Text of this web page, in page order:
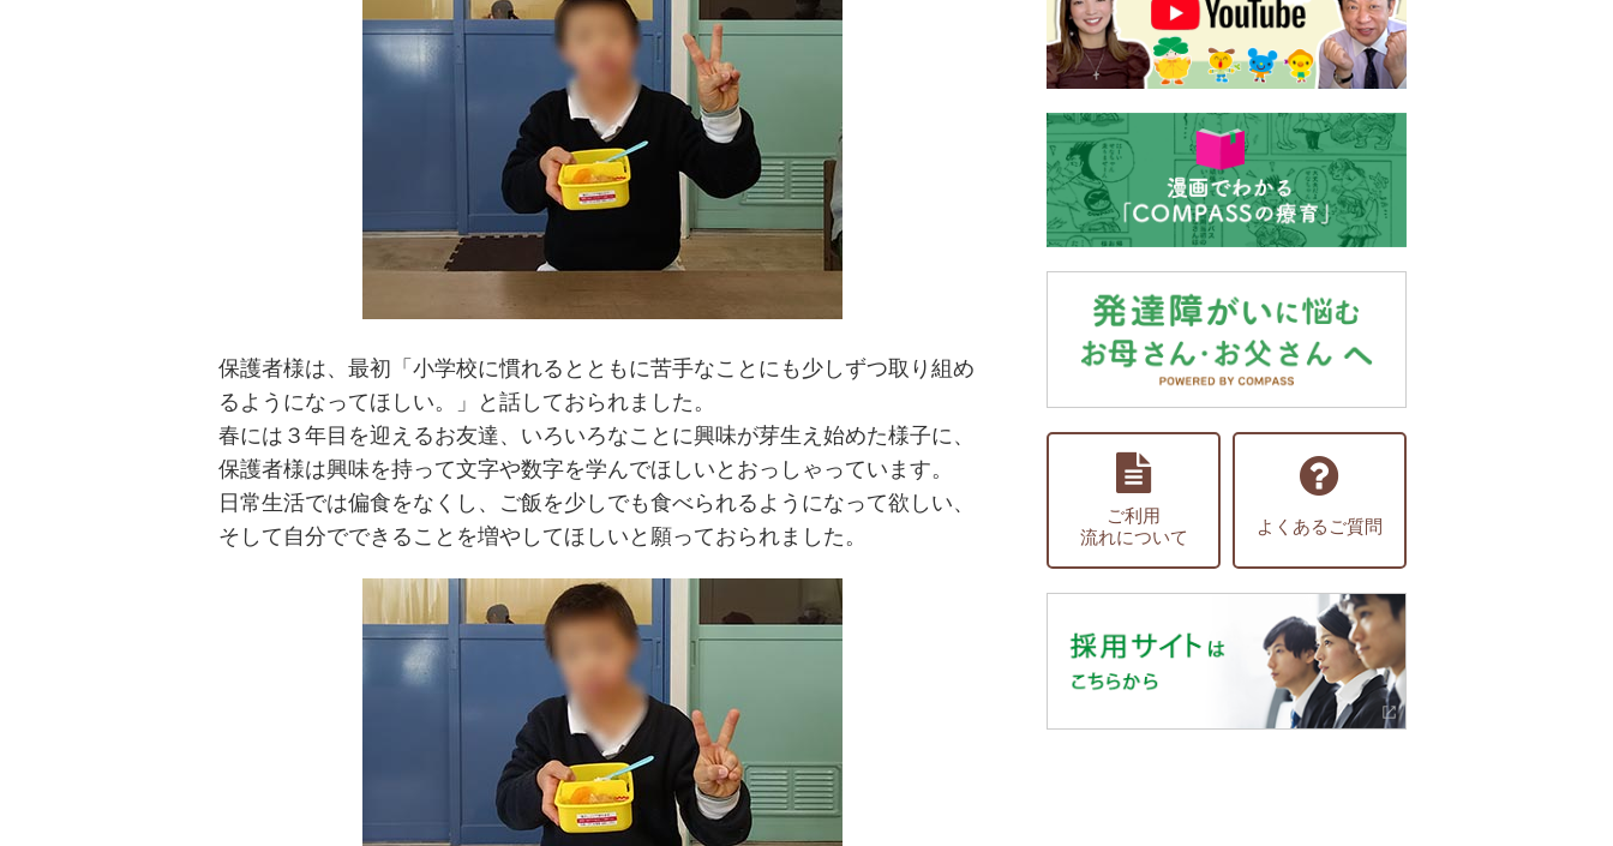
保護者様は、最初「小学校に慣れるとともに苦手なことにも少しずつ取り組め
るようになってほしい。」と話しておられました。
春には３年目を迎えるお友達、いろいろなことに興味が芽生え始めた様子に、
保護者様は興味を持って文字や数字を学んでほしいとおっしゃっています。
日常生活では偏食をなくし、ご飯を少しでも食べられるようになって欲しい、
そして自分でできることを増やしてほしいと願っておられました。
ご利用
流れについて
よくあるご質問